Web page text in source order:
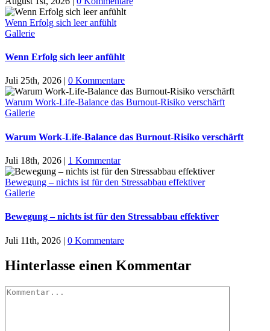
Wenn Erfolg sich leer anfühlt
Gallerie
Wenn Erfolg sich leer anfühlt
Juli 25th, 2026 0 Kommentare
Warum Work-Life-Balance das Burnout-Risiko verschärft
Gallerie
Warum Work-Life-Balance das Burnout-Risiko verschärft
Juli 18th, 2026 | 1 Kommentar
Bewegung – nichts ist für den Stressabbau effektiver
Gallerie
Bewegung – nichts ist für den Stressabbau effektiver
Juli 11th, 2026 | 0 Kommentare
Hinterlasse einen Kommentar
Kommentar